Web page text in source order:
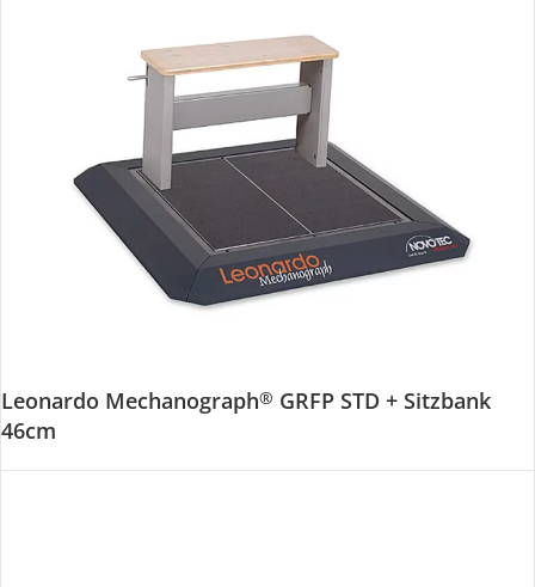
Leonardo Mechanograph® GRFP STD + Sitzbank
46cm